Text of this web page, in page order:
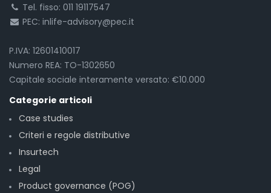
Tel. fisso: 011 19117547
PEC: inlife-advisory@pec.it
P.IVA: 12601410017
Numero REA: TO-1302650
Capitale sociale interamente versato: €10.000
Categorie articoli
Case studies
Criteri e regole distributive
Insurtech
Legal
Product governance (POG)